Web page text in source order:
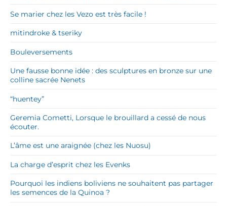
Se marier chez les Vezo est très facile !
mitindroke & tseriky
Bouleversements
Une fausse bonne idée : des sculptures en bronze sur une
colline sacrée Nenets
“huentey”
Geremia Cometti, Lorsque le brouillard a cessé de nous
écouter.
L’âme est une araignée (chez les Nuosu)
La charge d’esprit chez les Evenks
Pourquoi les indiens boliviens ne souhaitent pas partager
les semences de la Quinoa ?